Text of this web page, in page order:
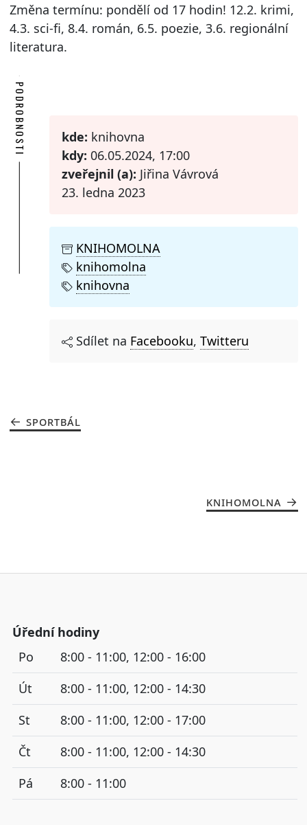
Změna termínu: pondělí od 17 hodin! 12.2. krimi,
4.3. sci-fi, 8.4. román, 6.5. poezie, 3.6. regionální
literatura.
PODROBNOSTI kde: knihovna
kdy: 06.05.2024, 17:00
zveřejnil (a): Jiřina Vávrová
23. ledna 2023
KNIHOMOLNA
knihomolna
knihovna
Sdílet na Facebooku, Twitteru
SPORTBÁL
KNIHOMOLNA
Úřední hodiny
Po
8:00 - 11:00, 12:00 - 16:00
Út
8:00 - 11:00, 12:00 - 14:30
St
8:00 - 11:00, 12:00 - 17:00
Čt
8:00 - 11:00, 12:00 - 14:30
Pá
8:00 - 11:00